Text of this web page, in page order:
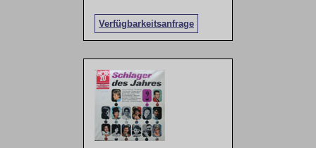
Verfügbarkeitsanfrage